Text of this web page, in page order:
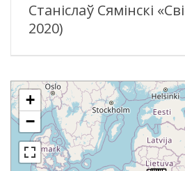
Станіслаў Сямінскі
2020)
+
−